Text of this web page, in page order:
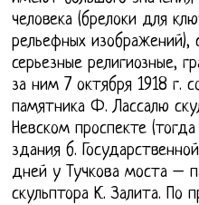
человека (брелоки для
рельефных
серьезные религиозные,
за ним 7 октября 1918 г.
памятника Ф. Лассалю
Невском проспекте
здания б.
дней у Тучкова моста –
скульптора К. Залита. По